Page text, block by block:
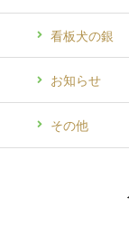
看板犬の銀
お知らせ
その他